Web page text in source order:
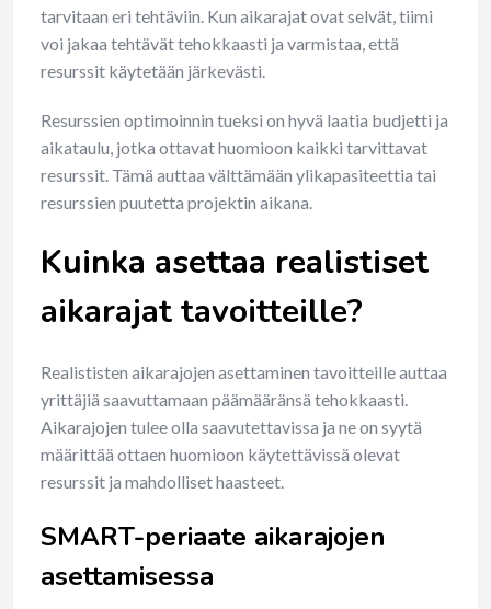
tarvitaan eri tehtäviin. Kun aikarajat ovat selvät, tiimi
voi jakaa tehtävät tehokkaasti ja varmistaa, että
resurssit käytetään järkevästi.
Resurssien optimoinnin tueksi on hyvä laatia budjetti ja
aikataulu, jotka ottavat huomioon kaikki tarvittavat
resurssit. Tämä auttaa välttämään ylikapasiteettia tai
resurssien puutetta projektin aikana.
Kuinka asettaa realistiset
aikarajat tavoitteille?
Realististen aikarajojen asettaminen tavoitteille auttaa
yrittäjiä saavuttamaan päämääränsä tehokkaasti.
Aikarajojen tulee olla saavutettavissa ja ne on syytä
määrittää ottaen huomioon käytettävissä olevat
resurssit ja mahdolliset haasteet.
SMART-periaate aikarajojen
asettamisessa